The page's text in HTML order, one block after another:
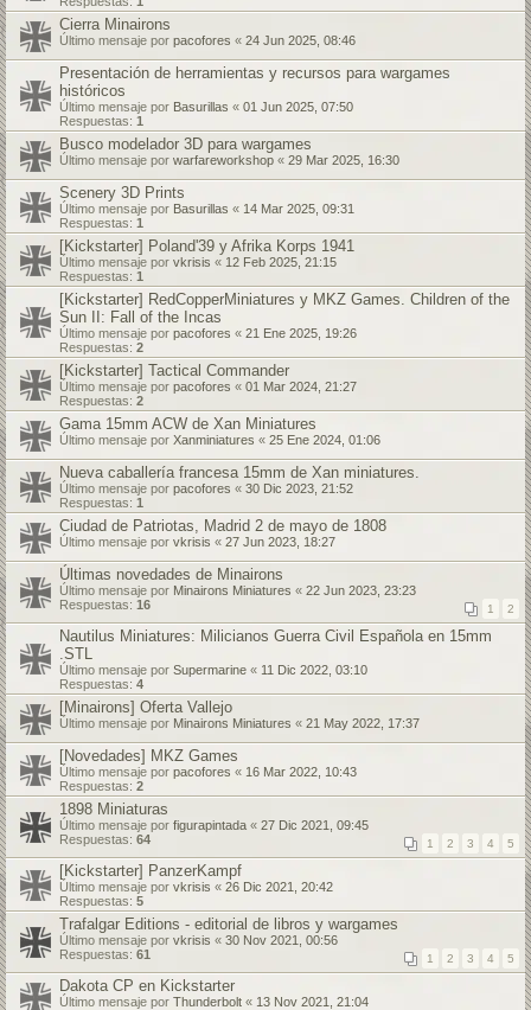
Cierra Minairons
Último mensaje por pacofores « 24 Jun 2025, 08:46
Presentación de herramientas y recursos para wargames
históricos
Último mensaje por Basurillas « 01 Jun 2025, 07:50
Respuestas: 1
Busco modelador 3D para wargames
Último mensaje por warfareworkshop « 29 Mar 2025, 16:30
Scenery 3D Prints
Último mensaje por Basurillas « 14 Mar 2025, 09:31
Respuestas: 1
[Kickstarter] Poland'39 y Afrika Korps 1941
Último mensaje por vkrisis « 12 Feb 2025, 21:15
Respuestas: 1
[Kickstarter] RedCopperMiniatures y MKZ Games. Children of the
Sun II: Fall of the Incas
Último mensaje por pacofores « 21 Ene 2025, 19:26
Respuestas: 2
[Kickstarter] Tactical Commander
Último mensaje por pacofores « 01 Mar 2024, 21:27
Respuestas: 2
Gama 15mm ACW de Xan Miniatures
Último mensaje por Xanminiatures « 25 Ene 2024, 01:06
Nueva caballería francesa 15mm de Xan miniatures.
Último mensaje por pacofores « 30 Dic 2023, 21:52
Respuestas: 1
Ciudad de Patriotas, Madrid 2 de mayo de 1808
Último mensaje por vkrisis « 27 Jun 2023, 18:27
Últimas novedades de Minairons
Último mensaje por Minairons Miniatures « 22 Jun 2023, 23:23
Respuestas: 16 1 2
Nautilus Miniatures: Milicianos Guerra Civil Española en 15mm
.STL
Último mensaje por Supermarine « 11 Dic 2022, 03:10
Respuestas: 4
[Minairons] Oferta Vallejo
Último mensaje por Minairons Miniatures « 21 May 2022, 17:37
[Novedades] MKZ Games
Último mensaje por pacofores « 16 Mar 2022, 10:43
Respuestas: 2
1898 Miniaturas
Último mensaje por figurapintada « 27 Dic 2021, 09:45
Respuestas: 64 1 2 3 4 5
[Kickstarter] PanzerKampf
Último mensaje por vkrisis « 26 Dic 2021, 20:42
Respuestas: 5
Trafalgar Editions - editorial de libros y wargames
Último mensaje por vkrisis « 30 Nov 2021, 00:56
Respuestas: 61 1 2 3 4 5
Dakota CP en Kickstarter
Último mensaje por Thunderbolt « 13 Nov 2021, 21:04